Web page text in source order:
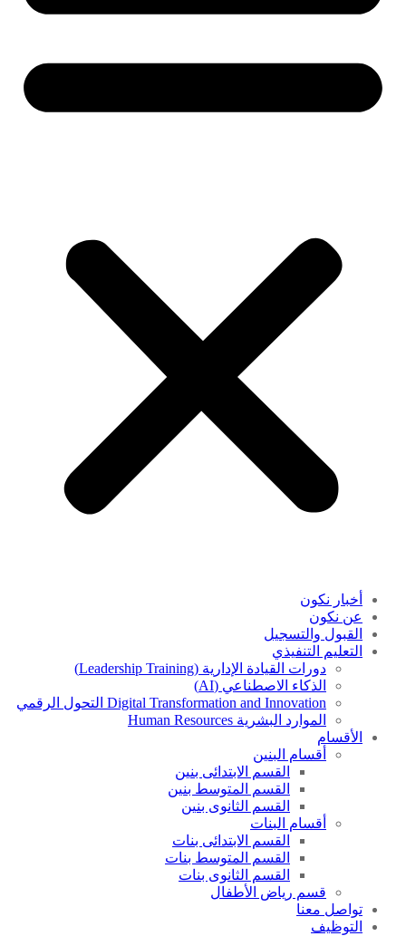
أخبار نكون
عن نكون
القبول والتسجيل
التعليم التنفيذي
دورات القيادة الإدارية (Leadership Training)
الذكاء الاصطناعي (AI)
Digital Transformation and Innovation التحول الرقمي
الموارد البشرية Human Resources
الأقسام
أقسام البنين
القسم الابتدائى بنين
القسم المتوسط بنين
القسم الثانوى بنين
أقسام البنات
القسم الابتدائى بنات
القسم المتوسط بنات
القسم الثانوى بنات
قسم رياض الأطفال
تواصل معنا
التوظيف